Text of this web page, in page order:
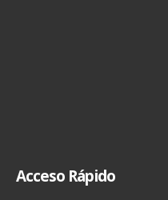
Acceso Rápido